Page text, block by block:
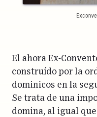
El ahora Ex-
construído por la
dominicos en la
Se trata de una
domina, al igual